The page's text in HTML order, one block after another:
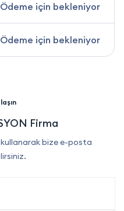
Ödeme için bekleniyor
Ödeme için bekleniyor
Firma
bize e-posta